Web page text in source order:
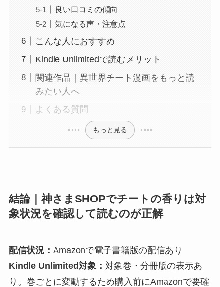
良い口コミの傾向
気になる声・注意点
こんな人におすすめ
Kindle Unlimitedで読むメリット
関連作品｜異世界チート漫画をもっと読
みたい人へ
よくある質問
もっと見る
結論｜神さまSHOPでチートの香りは対
象状況を確認して読むのが正解
配信状況： Amazonで電子書籍版の配信あり
Kindle Unlimited対象： 対象巻・分冊版の表示あ
り。巻ごとに変動するため購入前にAmazonで要確